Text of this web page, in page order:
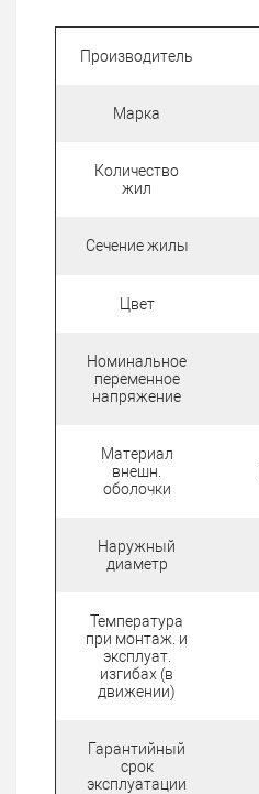
Производитель
Марка
Количество
жил
Сечение жилы
Цвет
Номинальное
переменное
напряжение
Материал
внешн.
оболочки
Наружный
диаметр
Температура
при монтаж. и
эксплуат.
изгибах (в
движении)
Гарантийный
срок
эксплуатации